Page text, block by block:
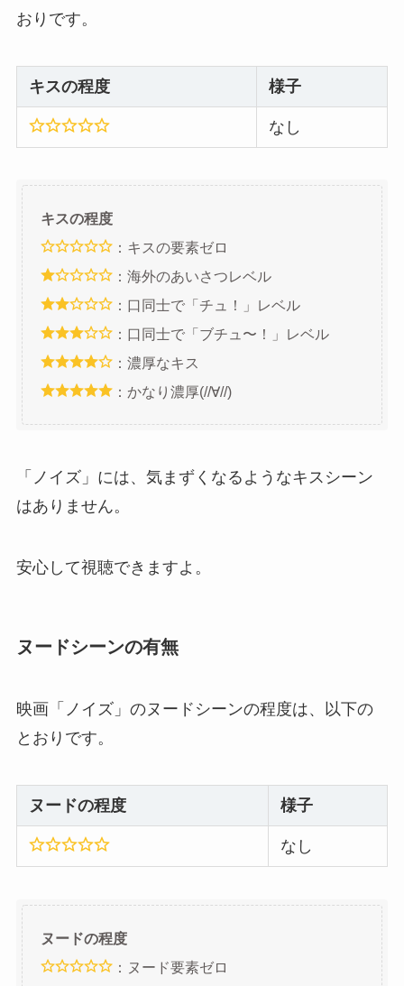
おりです。
キスの程度 様子
なし
キスの程度
：キスの要素ゼロ
：海外のあいさつレベル
：口同士で「チュ！」レベル
：口同士で「ブチュ〜！」レベル
：濃厚なキス
：かなり濃厚(//∀//)
「ノイズ」には、気まずくなるようなキスシーン
はありません。
安心して視聴できますよ。
ヌードシーンの有無
映画「ノイズ」のヌードシーンの程度は、以下の
とおりです。
ヌードの程度 様子
なし
ヌードの程度
：ヌード要素ゼロ